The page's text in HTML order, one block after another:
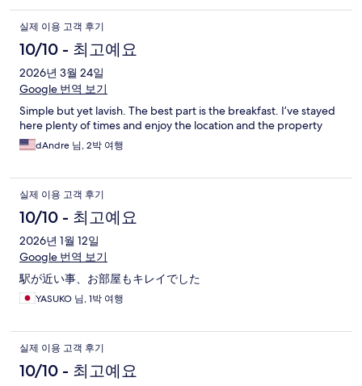
실제 이용 고객 후기
10/10 - 최고예요
2026년 3월 24일
Google 번역 보기
Simple but yet lavish. The best part is the breakfast. I’ve stayed
here plenty of times and enjoy the location and the property
dAndre 님, 2박 여행
실제 이용 고객 후기
10/10 - 최고예요
2026년 1월 12일
Google 번역 보기
駅が近い事、お部屋もキレイでした
YASUKO 님, 1박 여행
실제 이용 고객 후기
10/10 - 최고예요